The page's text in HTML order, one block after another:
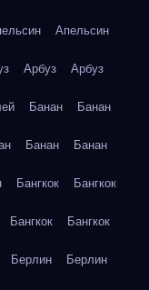
Апельсин
Арбуз Арбуз
Банан Банан
Банан Банан
Бангкок Бангкок
Бангкок Бангкок
Берлин Берлин